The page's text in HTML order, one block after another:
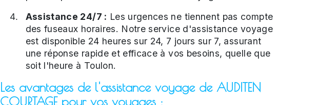
Assistance 24/7 : Les urgences ne tiennent pas compte
des fuseaux horaires. Notre service d'assistance voyage
est disponible 24 heures sur 24, 7 jours sur 7, assurant
une réponse rapide et efficace à vos besoins, quelle que
soit l'heure à Toulon.
Les avantages de l'assistance voyage de AUDITEN
COURTAGE pour vos voyages :